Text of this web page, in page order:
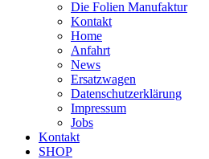
Die Folien Manufaktur
Kontakt
Home
Anfahrt
News
Ersatzwagen
Datenschutzerklärung
Impressum
Jobs
Kontakt
SHOP